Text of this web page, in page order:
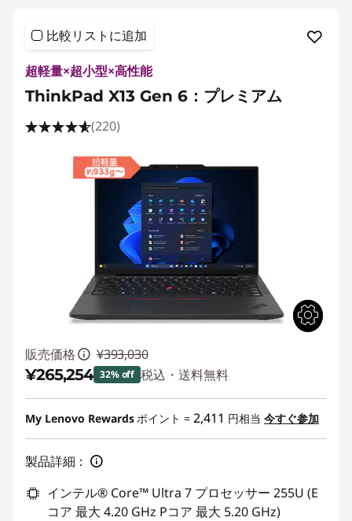
比較リストに追加
超軽量×超小型×高性能
ThinkPad X13 Gen 6：プレミアム
(220)
販売価格 ¥393,030
¥265,254 32% off 税込・送料無料
特別割引 :-¥127,776
My Lenovo Rewards ポイント = 2,411 円相当 今すぐ参加
製品詳細：
インテル® Core™ Ultra 7 プロセッサー 255U (E
コア 最大 4.20 GHz Pコア 最大 5.20 GHz)